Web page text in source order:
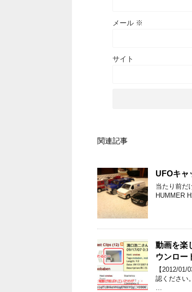
メール ※
サイト
関連記事
UFOキャ
当たり前だ
HUMMER
動画を楽
ウンロー
【2012/
認ください
…